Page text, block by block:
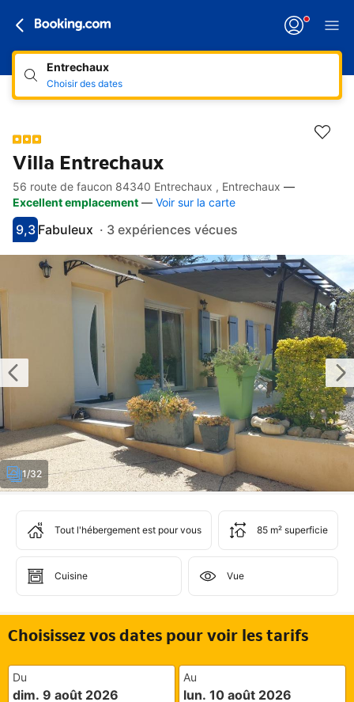
Entrechaux
Choisir des dates
Villa Entrechaux
Accès rapides
Aller à la description
Aller aux équipements
Aller aux hébergements
Aller aux conditions
56 route de faucon 84340 Entrechaux , Entrechaux —
Excellent emplacement — Voir sur la carte
Avec une note de 9.3
9,3
fabuleuxFabuleux · 3 expériences vécues
1/32
Tout l'hébergement est pour vous 85 m² superficie
Cuisine Vue
Choisissez vos dates pour voir les tarifs
Du
dim. 9 août 2026
Au
lun. 10 août 2026